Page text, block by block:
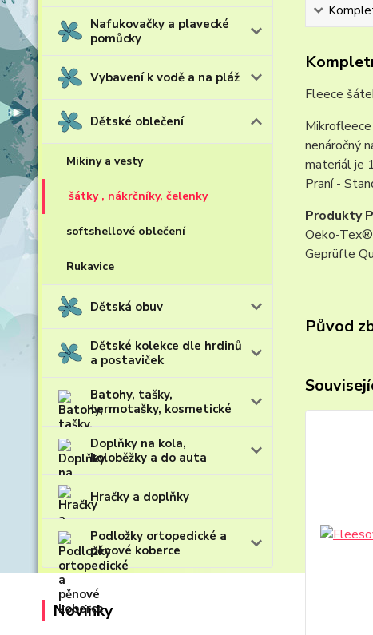
Nafukovačky a plavecké
pomůcky
Vybavení k vodě a na pláž
Dětské oblečení
Mikiny a vesty
šátky , nákrčníky, čelenky
softshellové oblečení
Rukavice
Dětská obuv
Dětské kolekce dle hrdinů
a postaviček
Batohy, tašky,
termotašky, kosmetické
Doplňky na kola,
koloběžky a do auta
Hračky a doplňky
Podložky ortopedické a
pěnové koberce
Novinky
Fleece
nenáročný
materiál je
Praní -
Produkty
Oeko-
Geprüfte
Původ